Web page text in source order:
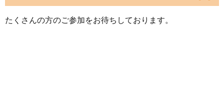
たくさんの方のご参加をお待ちしております。